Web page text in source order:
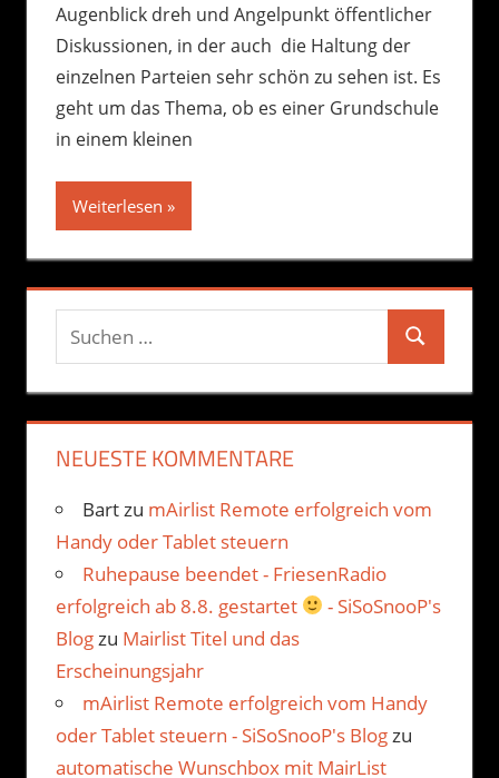
Augenblick dreh und Angelpunkt öffentlicher
Diskussionen, in der auch die Haltung der
einzelnen Parteien sehr schön zu sehen ist. Es
geht um das Thema, ob es einer Grundschule
in einem kleinen
Weiterlesen
Suchen
nach:
Suchen
NEUESTE KOMMENTARE
Bartzu mAirlist Remote erfolgreich vom
Handy oder Tablet steuern
Ruhepause beendet - FriesenRadio
erfolgreich ab 8.8. gestartet
- SiSoSnooP's
Blogzu Mairlist Titel und das
Erscheinungsjahr
mAirlist Remote erfolgreich vom Handy
oder Tablet steuern - SiSoSnooP's Blogzu
automatische Wunschbox mit MairList